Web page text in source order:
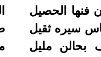
الحصيل
سيره ثقيل
بحالن مليل